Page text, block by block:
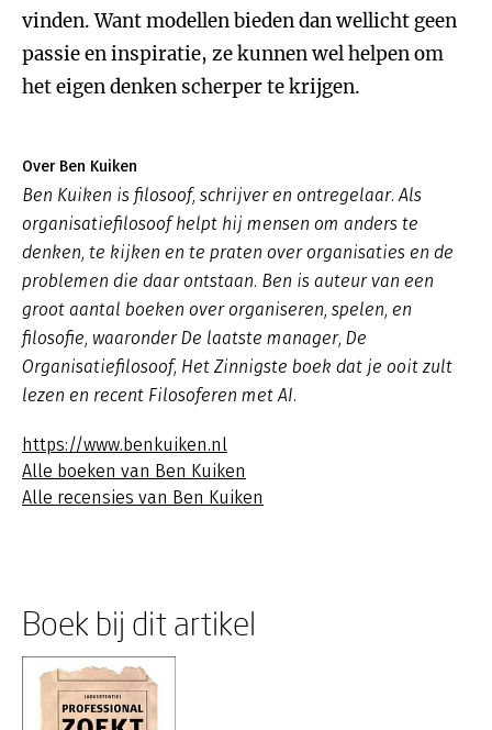
vinden. Want modellen bieden dan wellicht geen
passie en inspiratie, ze kunnen wel helpen om
het eigen denken scherper te krijgen.
Over Ben Kuiken
Ben Kuiken is filosoof, schrijver en ontregelaar. Als
organisatiefilosoof helpt hij mensen om anders te
denken, te kijken en te praten over organisaties en de
problemen die daar ontstaan. Ben is auteur van een
groot aantal boeken over organiseren, spelen, en
filosofie, waaronderDe laatste manager, De
Organisatiefilosoof, Het Zinnigste boek dat je ooit zult
lezen en recent Filosoferen met AI.
https://www.benkuiken.nl
Alle boeken van Ben Kuiken
Alle recensies van Ben Kuiken
Boek bij dit artikel